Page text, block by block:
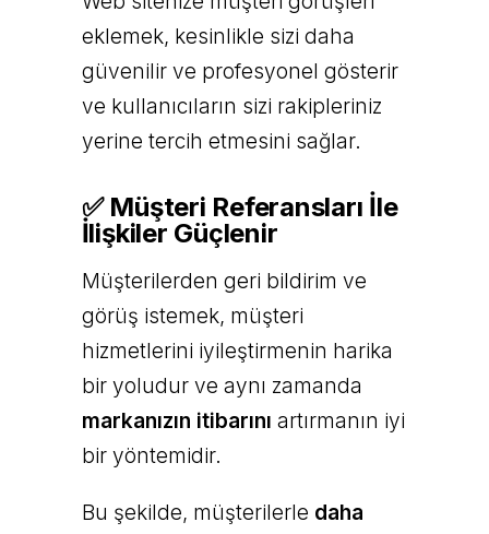
eklemek, kesinlikle sizi daha
güvenilir ve profesyonel gösterir
ve kullanıcıların sizi rakipleriniz
yerine tercih etmesini sağlar.
✅ Müşteri Referansları İle
İlişkiler Güçlenir
Müşterilerden geri bildirim ve
görüş istemek, müşteri
hizmetlerini iyileştirmenin harika
bir yoludur ve aynı zamanda
markanızın itibarını artırmanın iyi
bir yöntemidir.
Bu şekilde, müşterilerle daha